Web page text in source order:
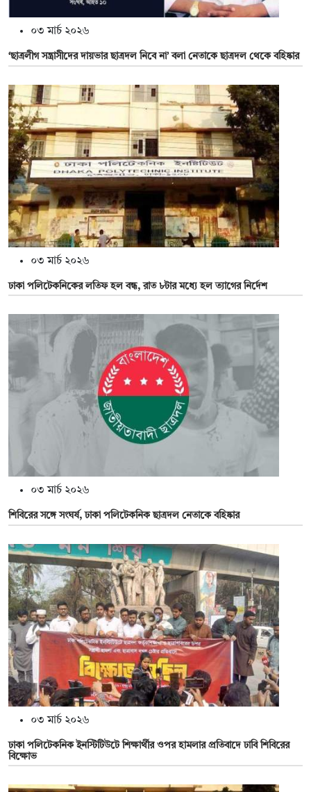
০৩ মার্চ ২০২৬
‘ছাত্রলীগ সন্ত্রাসীদের দায়ভার ছাত্রদল নিবে না’ বলা নেতাকে ছাত্রদল থেকে বহিষ্কার
০৩ মার্চ ২০২৬
ঢাকা পলিটেকনিকের লতিফ হল বন্ধ, রাত ৮টার মধ্যে হল ত্যাগের নির্দেশ
০৩ মার্চ ২০২৬
শিবিরের সঙ্গে সংঘর্ষ, ঢাকা পলিটেকনিক ছাত্রদল নেতাকে বহিষ্কার
০৩ মার্চ ২০২৬
ঢাকা পলিটেকনিক ইনস্টিটিউটে শিক্ষার্থীর ওপর হামলার প্রতিবাদে ঢাবি শিবিরের
বিক্ষোভ